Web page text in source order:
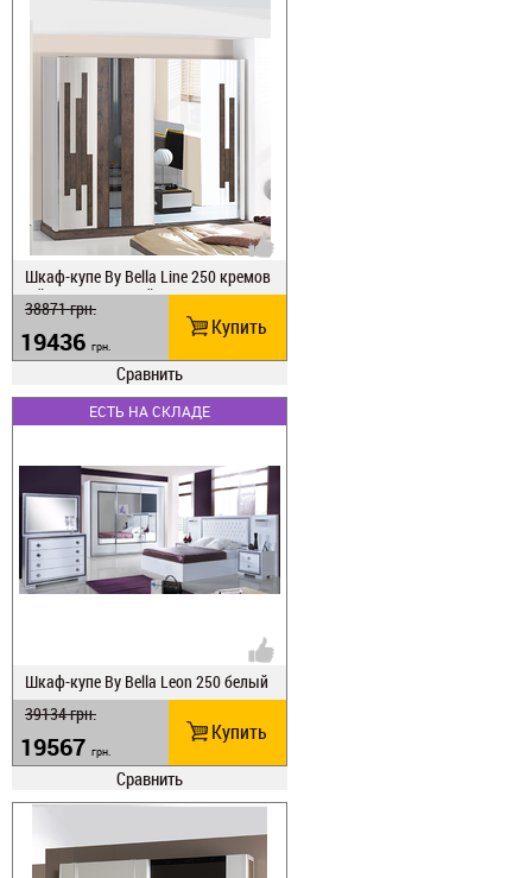
Шкаф-купе Ву Веlla Line 250 кремов
ый/орех античный
38871грн.
19436 грн.
Купить
Сравнить
ЕСТЬ НА СКЛАДЕ
Шкаф-купе Ву Веlla Leon 250 белый
39134грн.
19567 грн.
Купить
Сравнить